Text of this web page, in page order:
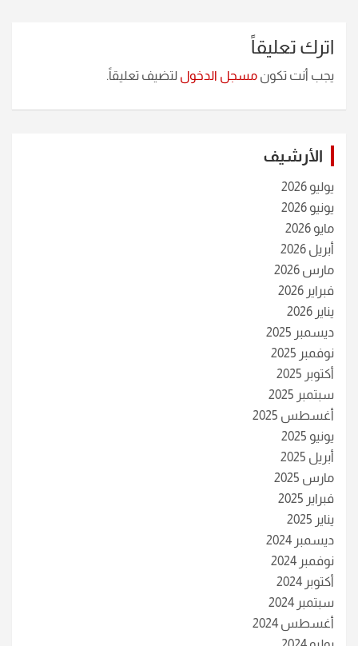
اترك تعليقاً
يجب أنت تكون مسجل الدخول لتضيف تعليقاً.
الأرشيف
يوليو 2026
يونيو 2026
مايو 2026
أبريل 2026
مارس 2026
فبراير 2026
يناير 2026
ديسمبر 2025
نوفمبر 2025
أكتوبر 2025
سبتمبر 2025
أغسطس 2025
يونيو 2025
أبريل 2025
مارس 2025
فبراير 2025
يناير 2025
ديسمبر 2024
نوفمبر 2024
أكتوبر 2024
سبتمبر 2024
أغسطس 2024